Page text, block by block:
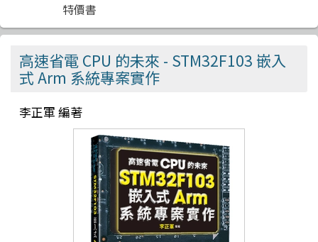
特價書
高速省電 CPU 的未來 - STM32F103 嵌入
式 Arm 系統專案實作
李正軍 編著